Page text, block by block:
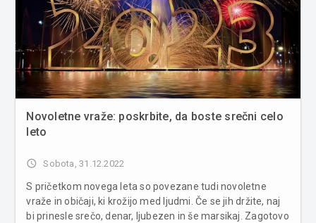
Novoletne vraže: poskrbite, da boste srečni celo
leto
access_time Sobota, 31.12.2022
S pričetkom novega leta so povezane tudi novoletne
vraže in običaji, ki krožijo med ljudmi. Če se jih držite, naj
bi prinesle srečo, denar, ljubezen in še marsikaj. Zagotovo